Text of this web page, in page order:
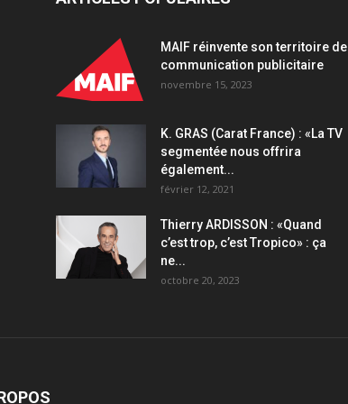
publicitaires
quantity
MAIF réinvente son territoire de
communication publicitaire
novembre 15, 2023
K. GRAS (Carat France) : «La TV
segmentée nous offrira
également...
février 12, 2021
Thierry ARDISSON : «Quand
c’est trop, c’est Tropico» : ça
ne...
octobre 20, 2023